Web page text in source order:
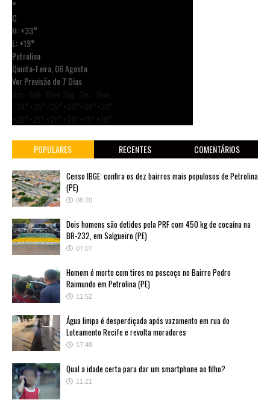
°
C
H:+33°
L:+19°
Petrolina
Quinta-Feira, 06 Agosto
Ver Previsão de 7 Dias
POPULARES RECENTES COMENTÁRIOS
Censo IBGE: confira os dez bairros mais populosos de Petrolina
(PE)
08:20
Dois homens são detidos pela PRF com 450 kg de cocaína na
BR-232, em Salgueiro (PE)
07:07
Homem é morto com tiros no pescoço no Bairro Pedro
Raimundo em Petrolina (PE)
11:52
Água limpa é desperdiçada após vazamento em rua do
Loteamento Recife e revolta moradores
17:48
Qual a idade certa para dar um smartphone ao filho?
11:21